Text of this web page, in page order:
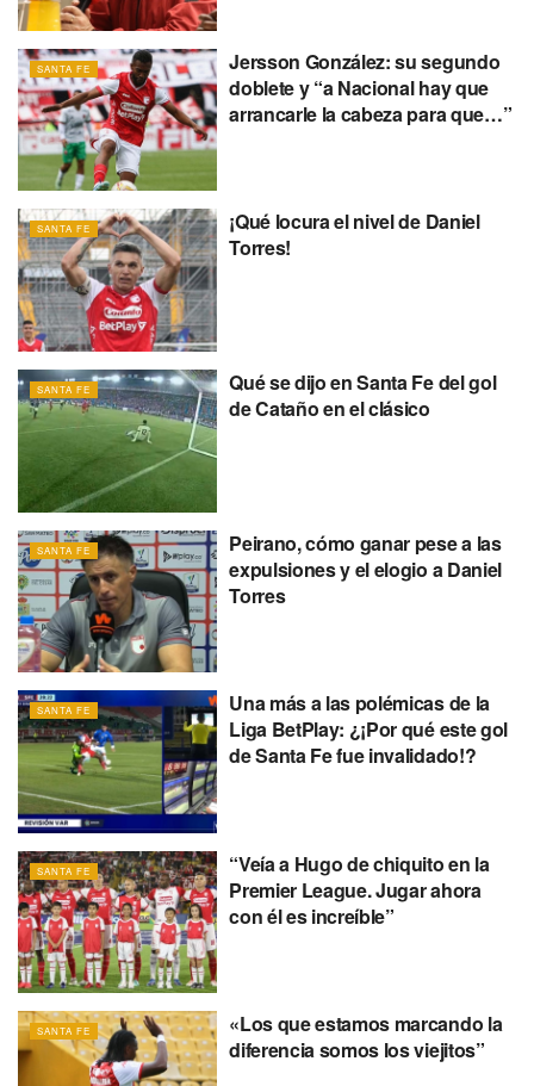
SANTA FE
Jersson González: su segundo
doblete y “a Nacional hay que
arrancarle la cabeza para que…”
SANTA FE
¡Qué locura el nivel de Daniel
Torres!
SANTA FE
Qué se dijo en Santa Fe del gol
de Cataño en el clásico
SANTA FE
Peirano, cómo ganar pese a las
expulsiones y el elogio a Daniel
Torres
SANTA FE
Una más a las polémicas de la
Liga BetPlay: ¿¡Por qué este gol
de Santa Fe fue invalidado!?
SANTA FE
“Veía a Hugo de chiquito en la
Premier League. Jugar ahora
con él es increíble”
SANTA FE
«Los que estamos marcando la
diferencia somos los viejitos”